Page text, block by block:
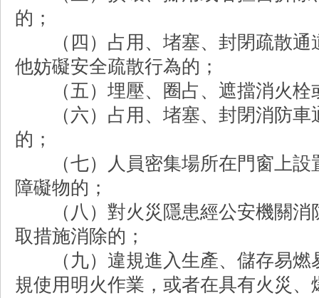
的；
（四）占用、堵塞、封閉疏散通
他妨礙安全疏散行為的；
（五）埋壓、圈占、遮擋消火栓
（六）占用、堵塞、封閉消防車
的；
（七）人員密集場所在門窗上設
障礙物的；
（八）對火災隱患經公安機關消
取措施消除的；
（九）違規進入生產、儲存易燃
規使用明火作業，或者在具有火災